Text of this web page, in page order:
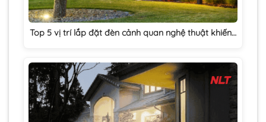
Top 5 vị trí lắp đặt đèn cảnh quan nghệ thuật khiến…